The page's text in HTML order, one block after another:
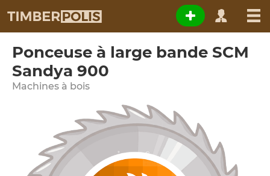
Ponceuse à large bande SCM
Sandya 900
Machines à bois